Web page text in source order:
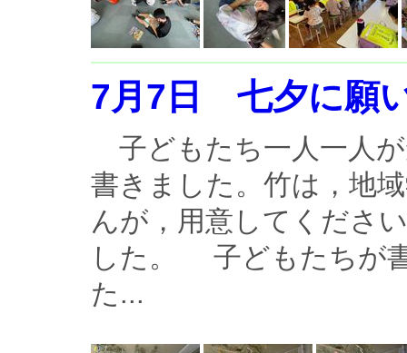
7月7日 七夕に願
子どもたち一人一人
書きました。竹は，地
んが，用意してくださ
した。 子どもたちが
た...